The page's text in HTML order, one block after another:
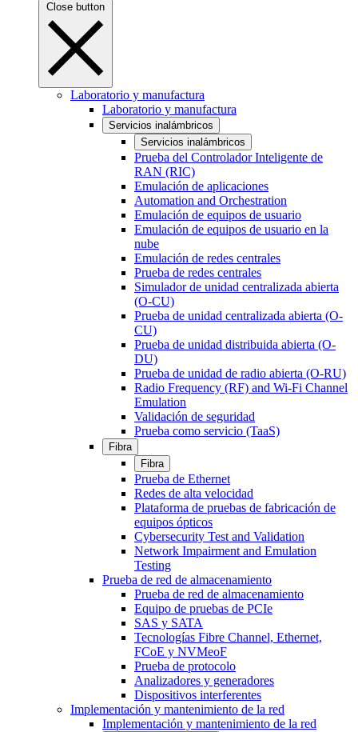
Close button
Laboratorio y manufactura
Laboratorio y manufactura
Servicios inalámbricos
Servicios inalámbricos
Prueba del Controlador Inteligente de
RAN (RIC)
Emulación de aplicaciones
Automation and Orchestration
Emulación de equipos de usuario
Emulación de equipos de usuario en la
nube
Emulación de redes centrales
Prueba de redes centrales
Simulador de unidad centralizada abierta
(O-CU)
Prueba de unidad centralizada abierta (O-
CU)
Prueba de unidad distribuida abierta (O-
DU)
Prueba de unidad de radio abierta (O-RU)
Radio Frequency (RF) and Wi-Fi Channel
Emulation
Validación de seguridad
Prueba como servicio (TaaS)
Fibra
Fibra
Prueba de Ethernet
Redes de alta velocidad
Plataforma de pruebas de fabricación de
equipos ópticos
Cybersecurity Test and Validation
Network Impairment and Emulation
Testing
Prueba de red de almacenamiento
Prueba de red de almacenamiento
Equipo de pruebas de PCIe
SAS y SATA
Tecnologías Fibre Channel, Ethernet,
FCoE y NVMeoF
Prueba de protocolo
Analizadores y generadores
Dispositivos interferentes
Implementación y mantenimiento de la red
Implementación y mantenimiento de la red